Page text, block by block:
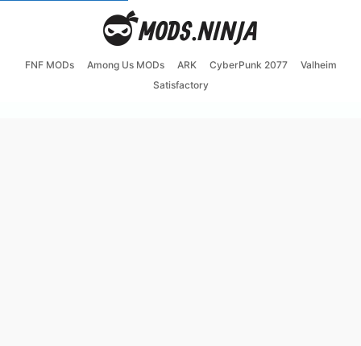
FNF MODs Among Us MODs ARK CyberPunk 2077
Valheim
Satisfactory